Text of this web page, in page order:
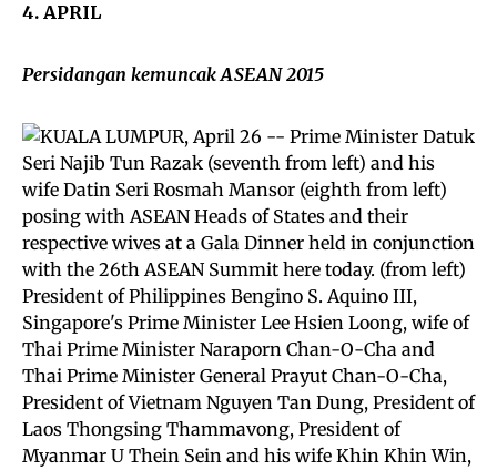
4. APRIL
Persidangan kemuncak ASEAN 2015